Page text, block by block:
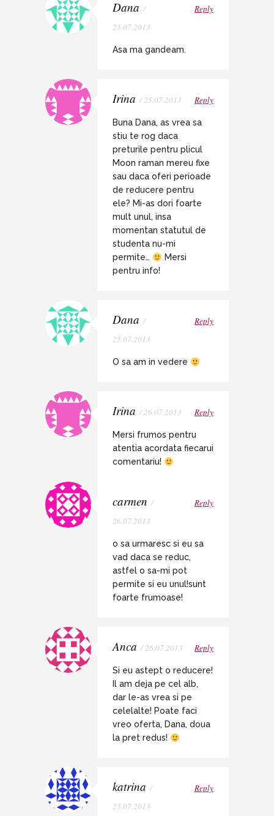
Dana /
25.07.2013
Reply
Asa ma gandeam.
Irina / 25.07.2013 Reply
Buna Dana, as vrea sa
stiu te rog daca
preturile pentru plicul
Moon raman mereu fixe
sau daca oferi perioade
de reducere pentru
ele? Mi-as dori foarte
mult unul, insa
momentan statutul de
studenta nu-mi
permite…
Mersi
pentru info!
Dana /
25.07.2013
Reply
O sa am in vedere
Irina / 26.07.2013 Reply
Mersi frumos pentru
atentia acordata fiecarui
comentariu!
carmen /
26.07.2013
Reply
o sa urmaresc si eu sa
vad daca se reduc,
astfel o sa-mi pot
permite si eu unul!sunt
foarte frumoase!
Anca / 26.07.2013 Reply
Si eu astept o reducere!
Il am deja pe cel alb,
dar le-as vrea si pe
celelalte! Poate faci
vreo oferta, Dana, doua
la pret redus!
katrina /
25.07.2013
Reply